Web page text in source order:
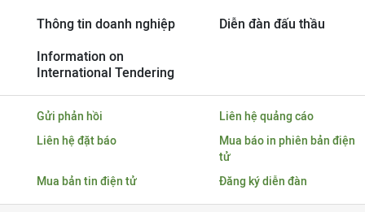
Thông tin doanh nghiệp Diễn đàn đấu thầu
Information on
International Tendering
Gửi phản hồi
Liên hệ quảng cáo
Liên hệ đặt báo
Mua báo in phiên bản điện
tử
Mua bản tin điện tử
Đăng ký diễn đàn